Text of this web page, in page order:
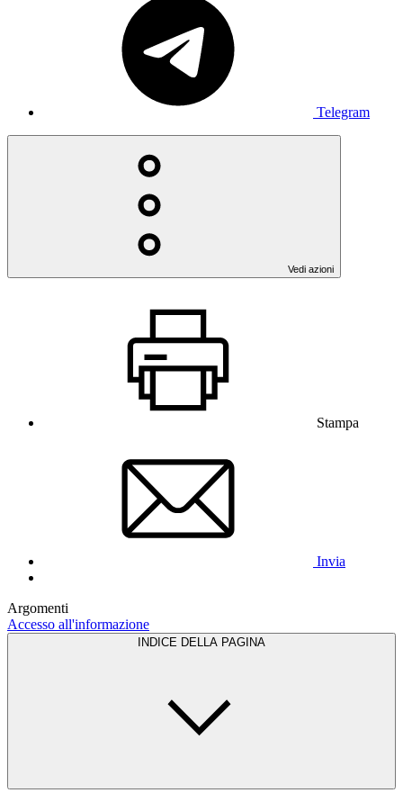
Telegram
Vedi azioni
Stampa
Invia
Argomenti
Accesso all'informazione
INDICE DELLA PAGINA